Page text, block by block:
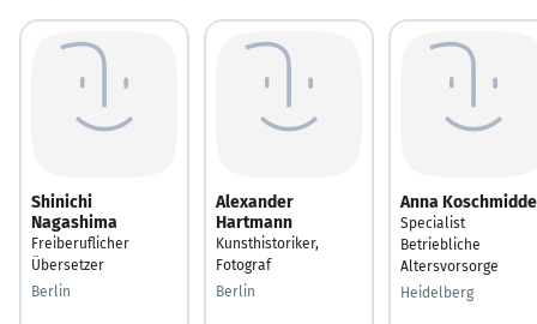
Shinichi
Nagashima
Freiberuflicher
Übersetzer
Berlin
Alexander
Hartmann
Kunsthistoriker,
Fotograf
Berlin
Anna
Specialist
Betriebliche
Altersvorsorge
Heidelberg